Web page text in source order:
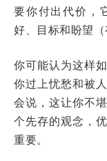
要你付出代价，
好、目标和盼望（
你可能认为这样
你过上忧愁和被
会说，这让你不
个先存的观念，
重要。